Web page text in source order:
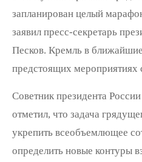
запланирован целый
заявил пресс-секретарь
Песков. Кремль в
предстоящих мероприятиях
Советник президента
отметил, что задача
укрепить всеобъемлющее
определить новые контуры